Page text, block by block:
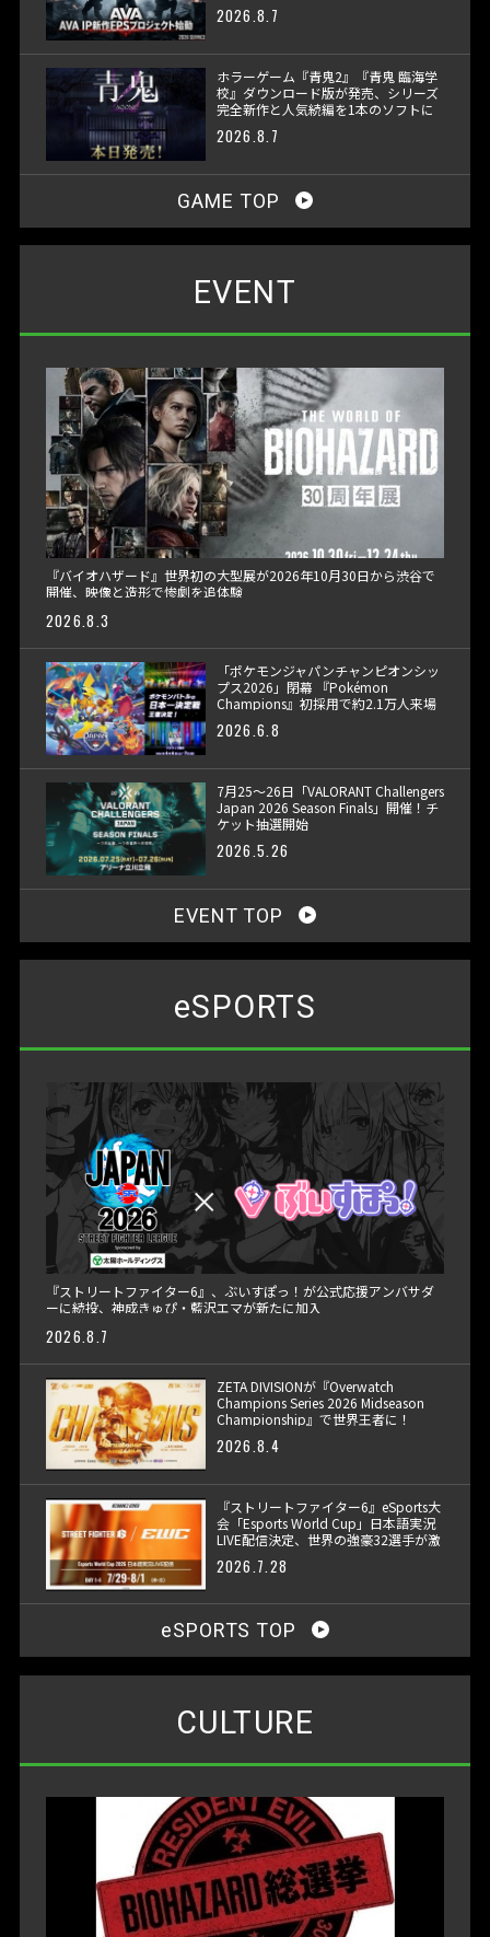
2026.8.7
ホラーゲーム『青鬼2』『青鬼 臨海学
校』ダウンロード版が発売、シリーズ
完全新作と人気続編を1本のソフトに
2026.8.7
GAME TOP
EVENT
『バイオハザード』世界初の大型展が2026年10月30日から渋谷で
開催、映像と造形で惨劇を追体験
2026.8.3
「ポケモンジャパンチャンピオンシッ
プス2026」閉幕 『Pokémon
Champions』初採用で約2.1万人来場
2026.6.8
7月25〜26日「VALORANT Challengers
Japan 2026 Season Finals」開催！チ
ケット抽選開始
2026.5.26
EVENT TOP
eSPORTS
『ストリートファイター6』、ぶいすぽっ！が公式応援アンバサダ
ーに続投、神成きゅぴ・藍沢エマが新たに加入
2026.8.7
ZETA DIVISIONが『Overwatch
Champions Series 2026 Midseason
Championship』で世界王者に！
2026.8.4
『ストリートファイター6』eSports大
会「Esports World Cup」日本語実況
LIVE配信決定、世界の強豪32選手が激
2026.7.28
eSPORTS TOP
CULTURE